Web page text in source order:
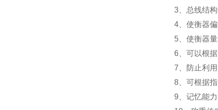
3 、总线结
4 、使衡器
5 、使衡器
6 、可以根
7 、防止利
8 、可根据
9 、记忆能